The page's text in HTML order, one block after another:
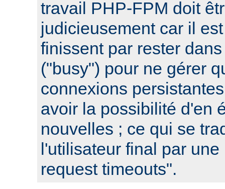
travail PHP-FPM doit
judicieusement car il
finissent par rester
("busy") pour ne gérer
connexions
avoir la possibilité d'en
nouvelles ; ce qui se
l'utilisateur final par
request timeouts".